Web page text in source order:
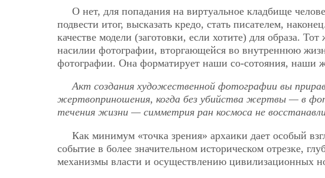
О нет, для попадания на виртуальное кладбище
подвести итог, высказать кредо, стать писателем,
качестве модели (заготовки, если хотите) для образа.
насилии фотографии, вторгающейся во внутреннюю
фотографии. Она форматирует наши со-сотояния, наши
Акт создания художественной фотографии вы
жертвоприношения, когда без убийства жертвы — в
течения жизни — симметрия ран космоса не
Как минимум «точка зрения» архаики дает особый
событие в более значительном историческом отрезке,
механизмы власти и осуществлению цивилизационных